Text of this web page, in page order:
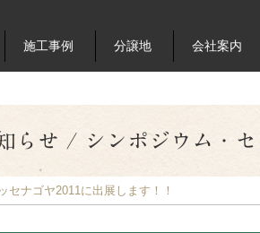
施工事例 分譲地 会社案内
らせ / シンポジウム・セ
セナゴヤ2011に出展します！！